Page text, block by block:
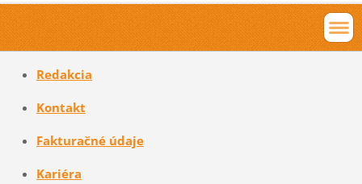
Redakcia
Kontakt
Fakturačné údaje
Kariéra